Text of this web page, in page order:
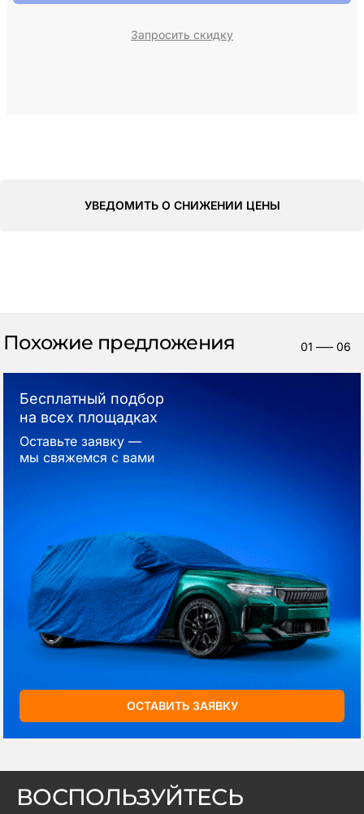
Запросить скидку
УВЕДОМИТЬ О СНИЖЕНИИ ЦЕНЫ
Похожие предложения 01 —– 06
Бесплатный подбор
на всех площадках
Оставьте заявку —
мы свяжемся с вами
ОСТАВИТЬ ЗАЯВКУ
ВОСПОЛЬЗУЙТЕСЬ